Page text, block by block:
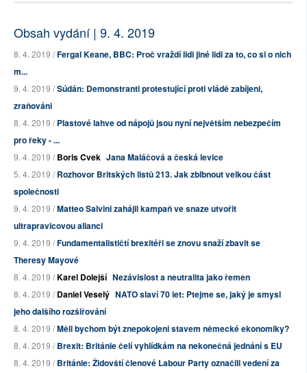
Obsah vydání | 9. 4. 2019
8. 4. 2019 /Fergal Keane, BBC: Proč vraždí lidi jiné lidi za to, co si o nich
m...
9. 4. 2019 /Súdán: Demonstranti protestující proti vládě zabíjeni,
zraňováni
8. 4. 2019 /Plastové lahve od nápojů jsou nyní největším nebezpečím
pro řeky - ...
9. 4. 2019 /Boris Cvek Jana Maláčová a česká levice
5. 4. 2019 /Rozhovor Britských listů 213. Jak zblbnout velkou část
společnosti
9. 4. 2019 /Matteo Salvini zahájil kampaň ve snaze utvořit
ultrapravicovou alianci
9. 4. 2019 /Fundamentalističtí brexitéři se znovu snaží zbavit se
Theresy Mayové
8. 4. 2019 /Karel Dolejší Nezávislost a neutralita jako řemen
8. 4. 2019 /Daniel Veselý NATO slaví 70 let: Ptejme se, jaký je smysl
jeho dalšího rozšiřování
8. 4. 2019 /Měli bychom být znepokojeni stavem německé ekonomiky?
8. 4. 2019 /Brexit: Británie čelí vyhlídkám na nekonečná jednání s EU
8. 4. 2019 /Británie: Židovští členové Labour Party označili vedení za